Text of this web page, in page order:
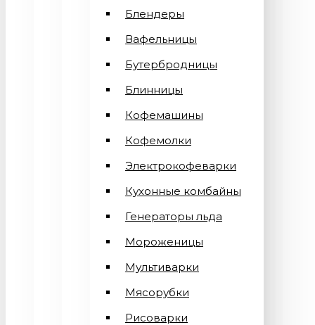
Блендеры
Вафельницы
Бутербродницы
Блинницы
Кофемашины
Кофемолки
Электрокофеварки
Кухонные комбайны
Генераторы льда
Мороженицы
Мультиварки
Мясорубки
Рисоварки